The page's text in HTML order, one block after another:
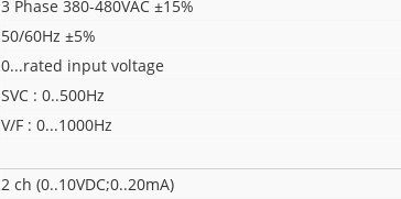
3 Phase 380-480VAC ±15%
50/60Hz ±5%
0...rated input voltage
SVC : 0..500Hz
V/F : 0...1000Hz
2 ch (0..10VDC;0..20mA)